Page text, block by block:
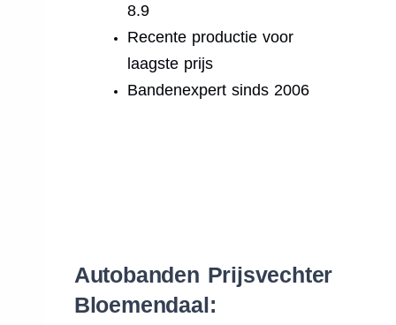
8.9
Recente productie voor
laagste prijs
Bandenexpert sinds 2006
Autobanden Prijsvechter
Bloemendaal: